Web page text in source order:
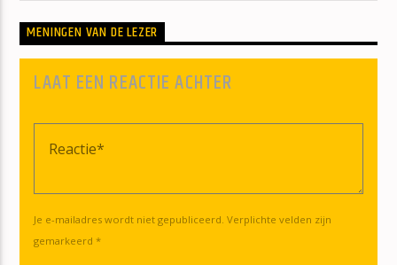
MENINGEN VAN DE LEZER
LAAT EEN REACTIE ACHTER
Je e-mailadres wordt niet gepubliceerd. Verplichte velden zijn
gemarkeerd *